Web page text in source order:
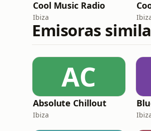
Cool Music Radio
Ibiza
Emisoras
AC
Absolute Chillout
Ibiza